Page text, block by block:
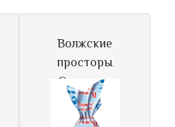
Волжские
просторы
Славянка